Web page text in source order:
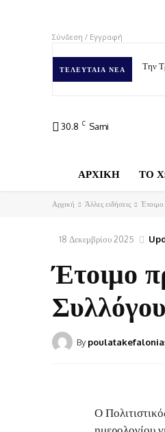
Σύνδεση / Εγγραφή
ΤΕΛΕΥΤΑΊΑ ΝΈΑ Την
30.8 C Sami
ΑΡΧΙΚΗ ΤΟ
Αρχική Άλλες ειδήσεις Έτοιμο
18 Δεκεμβρίου 2025
Έτοιμο
By
Ο